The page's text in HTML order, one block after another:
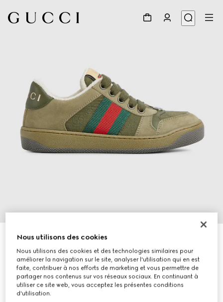
Baskets Screener pour enfant
CHF 490
Déclinaisonsdaim vert
Nous utilisons des cookies
Nous utilisons des cookies et des technologies similaires pour
améliorer la navigation sur le site, analyser l'utilisation qui en est
faite, contribuer à nos efforts de marketing et vous permettre de
partager nos contenus sur vos réseaux sociaux. En continuant à
utiliser ce site web, vous acceptez les présentes conditions
d'utilisation.